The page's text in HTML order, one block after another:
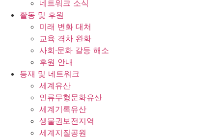
네트워크 소식
활동 및 후원
미래 변화 대처
교육 격차 완화
사회∙문화 갈등 해소
후원 안내
등재 및 네트워크
세계유산
인류무형문화유산
세계기록유산
생물권보전지역
세계지질공원